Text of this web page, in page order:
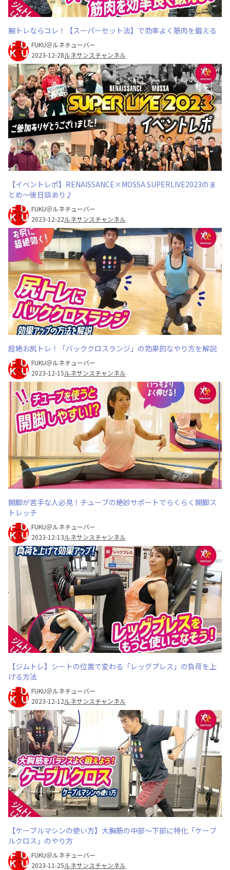
腕トレならコレ！【スーパーセット法】で効率よく筋肉を鍛える
FUKU＠ルネチューバー
2023-12-28ルネサンスチャンネル
【イベントレポ】RENAISSANCE×MOSSA SUPERLIVE2023のま
とめ～後日談あり♪
FUKU＠ルネチューバー
2023-12-22ルネサンスチャンネル
超絶お尻トレ！「バッククロスランジ」の効果的なやり方を解説
FUKU＠ルネチューバー
2023-12-15ルネサンスチャンネル
開脚が苦手な人必見！チューブの絶妙サポートでらくらく開脚ス
トレッチ
FUKU＠ルネチューバー
2023-12-13ルネサンスチャンネル
【ジムトレ】シートの位置で変わる「レッグプレス」の負荷を上
げる方法
FUKU＠ルネチューバー
2023-12-12ルネサンスチャンネル
【ケーブルマシンの使い方】大胸筋の中部〜下部に特化「ケーブ
ルクロス」のやり方
FUKU＠ルネチューバー
2023-11-25ルネサンスチャンネル